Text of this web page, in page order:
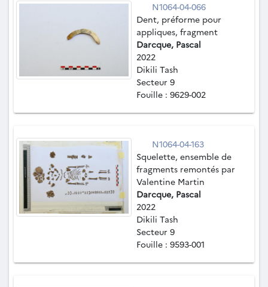
N1064-04-066
Dent, préforme pour
appliques, fragment
Darcque, Pascal
2022
Dikili Tash
Secteur 9
Fouille : 9629-002
N1064-04-163
Squelette, ensemble de
fragments remontés par
Valentine Martin
Darcque, Pascal
2022
Dikili Tash
Secteur 9
Fouille : 9593-001